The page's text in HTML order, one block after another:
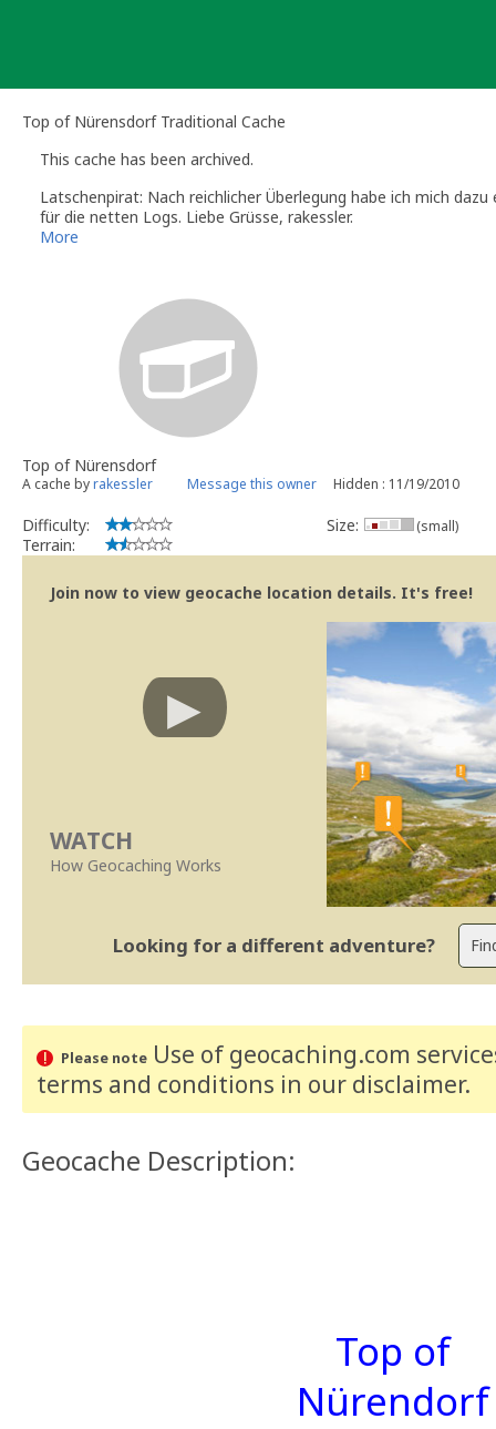
Top of Nürensdorf Traditional Cache
This cache has been archived.
Latschenpirat: Nach reichlicher Überlegung habe ich mich
für die netten Logs. Liebe Grüsse, rakessler.
More
Top of Nürensdorf
A cache byrakessler Message this owner Hidden : 11/19/2010
Difficulty:
Terrain:
Size: (small)
Join now to view geocache location details. It's free!
WATCH
How Geocaching Works
Looking for a different adventure?
Please noteUse of geocaching.com
terms and conditions in our disclaimer.
Geocache Description:
Top of
Nürendorf